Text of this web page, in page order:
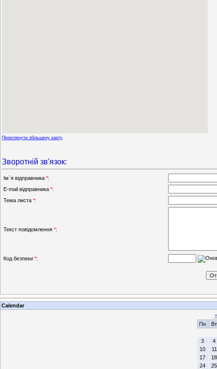
Переглянути збільшену карту
Зворотній зв'язок:
Ім`я відправника *:
E-mail відправника *:
Тема листа *:
Текст повідомлення *:
Код безпеки *:
Calendar
«
Пн
Вт
3
4
10
11
17
18
24
25